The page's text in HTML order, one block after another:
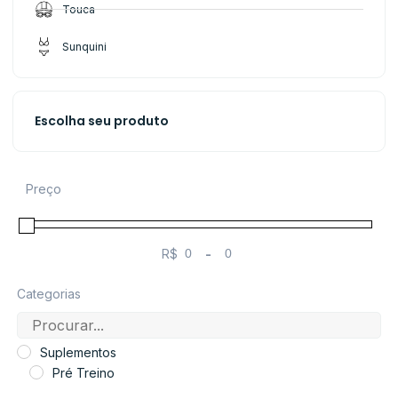
Touca
Sunquini
Escolha seu produto
Preço
R$
Minimum Price
-
Maximum Price
Categorias
Suplementos
Pré Treino